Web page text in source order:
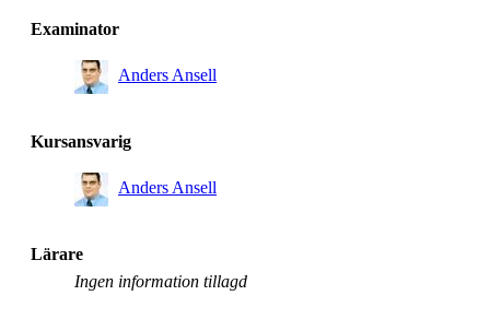
Examinator
Anders Ansell
Kursansvarig
Anders Ansell
Lärare
Ingen information tillagd